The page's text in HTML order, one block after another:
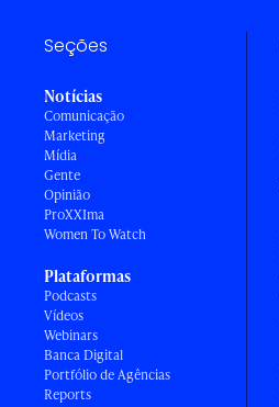
Seções
Notícias
Comunicação
Marketing
Mídia
Gente
Opinião
ProXXIma
Women To Watch
Plataformas
Podcasts
Vídeos
Webinars
Banca Digital
Portfólio de Agências
Reports